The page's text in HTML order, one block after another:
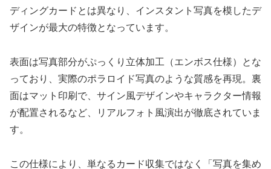
ディングカードとは異なり、インスタント写真を模したデ
ザインが最大の特徴となっています。
表面は写真部分がぷっくり立体加工（エンボス仕様）とな
っており、実際のポラロイド写真のような質感を再現。裏
面はマット印刷で、サイン風デザインやキャラクター情報
が配置されるなど、リアルフォト風演出が徹底されていま
す。
この仕様により、単なるカード収集ではなく「写真を集め